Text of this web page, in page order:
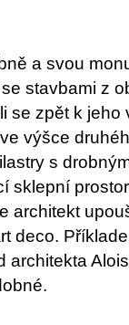
a svou
stavbami z
se zpět k
výšce
s
sklepní
architekt
deco.
architekta